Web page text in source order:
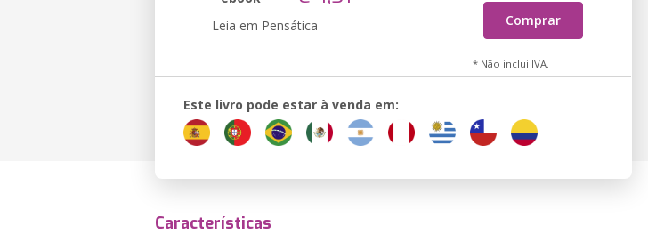
Leia em Pensática Comprar
* Não inclui IVA.
Este livro pode estar à venda em:
Características